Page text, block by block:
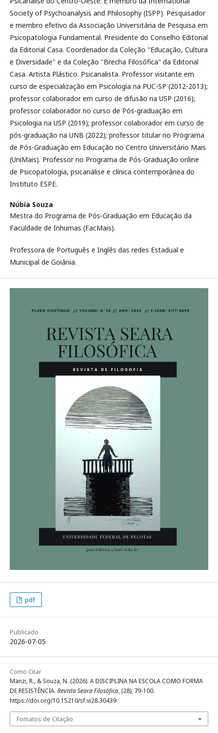
Society of Psychoanalysis and Philosophy (ISPP). Pesquisador
e membro efetivo da Associação Universitária de Pesquisa em
Psicopatologia Fundamental. Presidente do Conselho Editorial
da Editorial Casa. Coordenador da Coleção "Educação, Cultura
e Diversidade" e da Coleção "Brecha Filosófica" da Editorial
Casa. Artista Plástico. Psicanalista. Professor visitante em
curso de especialização em Psicologia na PUC-SP (2012-2013);
professor colaborador em curso de difusão na USP (2016);
professor colaborador no curso de Pós-graduação em
Psicologia na USP (2019); professor colaborador em curso de
pós-graduação na UNB (2022); professor titular no Programa
de Pós-Graduação em Educação no Centro Universitário Mais
(UniMais). Professor no Programa de Pós-Graduação online
de Psicopatologia, psicanálise e clínica contemporânea do
Instituto ESPE.
Núbia Souza
Mestra do Programa de Pós-Graduação em Educação da
Faculdade de Inhumas (FacMais).
Professora de Português e Inglês das redes Estadual e
Municipal de Goiânia.
pdf
Publicado
2026-07-05
Como Citar
Manzi, R., & Souza, N. (2026). A DISCIPLINA NA ESCOLA COMO FORMA
DE RESISTÊNCIA. Revista Seara Filosófica, (28), 79-100.
https://doi.org/10.15210/sf.vi28.30439
Fomatos de Citação